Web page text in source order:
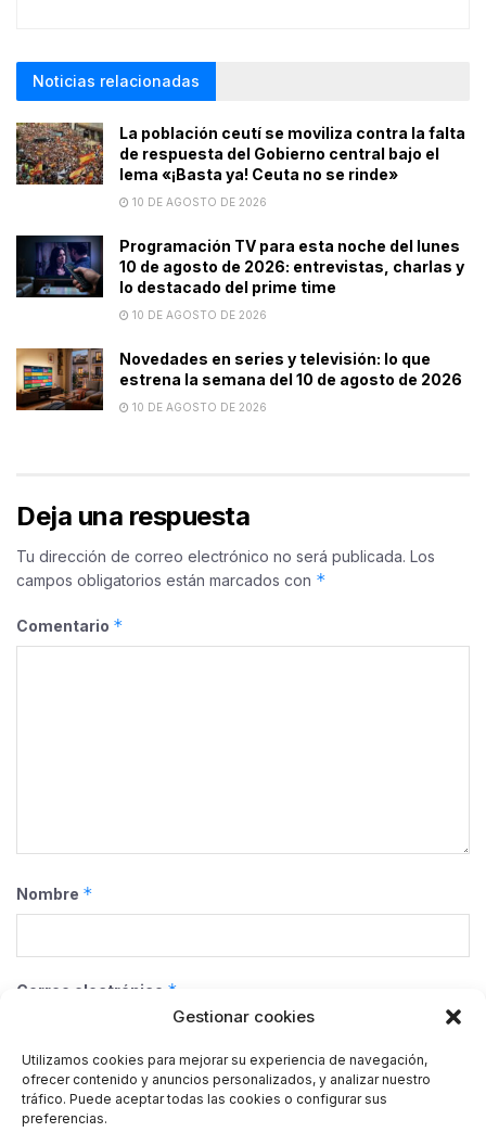
Gestionar cookies
Utilizamos cookies para mejorar su experiencia de navegación,
ofrecer contenido y anuncios personalizados, y analizar nuestro
tráfico. Puede aceptar todas las cookies o configurar sus
preferencias.
Noticias relacionadas
La población ceutí se moviliza contra la falta
de respuesta del Gobierno central bajo el
lema «¡Basta ya! Ceuta no se rinde»
10 DE AGOSTO DE 2026
Programación TV para esta noche del lunes
10 de agosto de 2026: entrevistas, charlas y
lo destacado del prime time
10 DE AGOSTO DE 2026
Novedades en series y televisión: lo que
estrena la semana del 10 de agosto de 2026
10 DE AGOSTO DE 2026
Deja una respuesta
Tu dirección de correo electrónico no será publicada. Los
campos obligatorios están marcados con *
Comentario *
Nombre *
Correo electrónico *
Web